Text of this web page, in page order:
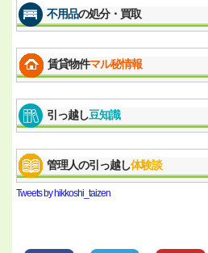
不用品の処分・買取
賃貸物件マル秘情報
引っ越し豆知識
管理人の引っ越し体験談
Tweets by hikkoshi_taizen